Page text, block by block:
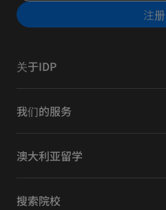
注册
关于IDP
我们的服务
澳大利亚留学
搜索院校